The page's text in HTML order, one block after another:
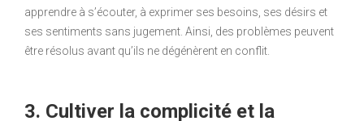
apprendre à s’écouter, à exprimer ses besoins, ses désirs et
ses sentiments sans jugement. Ainsi, des problèmes peuvent
être résolus avant qu’ils ne dégénèrent en conflit.
3. Cultiver la complicité et la